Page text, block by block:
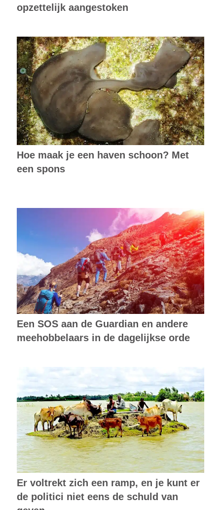
opzettelijk aangestoken
Hoe maak je een haven schoon? Met
een spons
Een SOS aan de Guardian en andere
meehobbelaars in de dagelijkse orde
Er voltrekt zich een ramp, en je kunt er
de politici niet eens de schuld van